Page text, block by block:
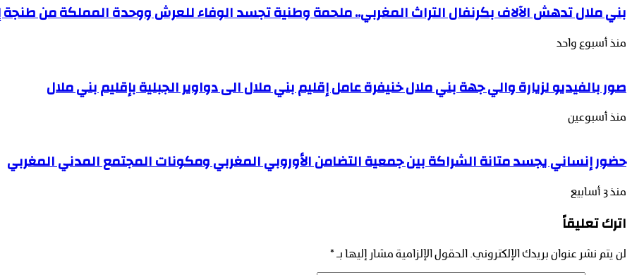
بني ملال تدهش الآلاف بكرنفال التراث المغربي.. ملحمة وطنية تجسد الوفاء للعرش ووحدة المملكة من طنجة
منذ أسبوع واحد
صور بالفيديو لزيارة والي جهة بني ملال خنيفرة عامل إقليم بني ملال الى دواوير الجبلية بإقليم بني ملال
منذ أسبوعين
حضور إنساني يجسد متانة الشراكة بين جمعية التضامن الأوروبي المغربي ومكونات المجتمع المدني المغربي
منذ 3 أسابيع
اترك تعليقاً
لن يتم نشر عنوان بريدك الإلكتروني. الحقول الإلزامية مشار إليها بـ *